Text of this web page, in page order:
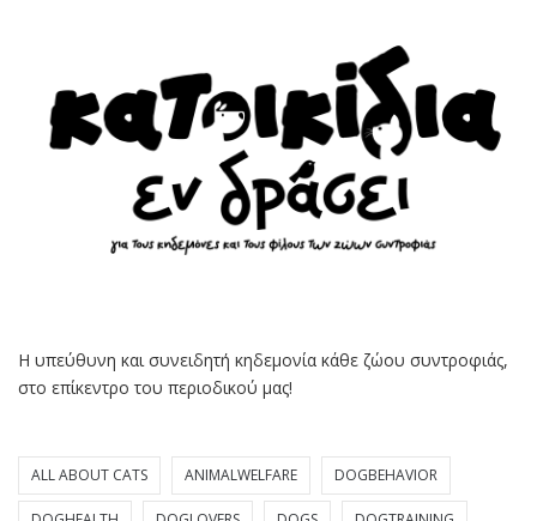
Η υπεύθυνη και συνειδητή κηδεμονία κάθε ζώου συντροφιάς,
στο επίκεντρο του περιοδικού μας!
ALL ABOUT CATS ANIMALWELFARE DOGBEHAVIOR